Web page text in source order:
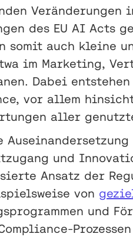
Veränderungen
des EU AI Acts
somit auch kleine
im Marketing,
Dabei entstehen
vor allem
aller
und
Ansatz der
von
und